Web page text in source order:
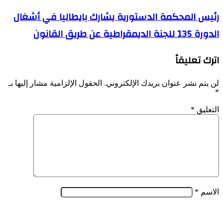
الرئيس
للأمين
للأمم
المتحدة
رئيس
المحكمة
الدستورية
يشارك
في
الدورة
135
الديمقراطية
عن
رئيس المحكمة الدستورية يشارك بايطاليا في أشغال
الدورة 135 للجنة الديمقراطية عن طريق القانون
اترك تعليقاً
لن يتم نشر عنوان بريدك الإلكتروني. الحقول الإلزامية مشار إليها بـ
*
التعليق *
الاسم *